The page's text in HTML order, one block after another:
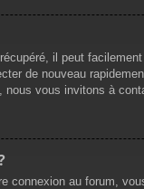
il peut
de nouveau
vous invitons à
au forum,